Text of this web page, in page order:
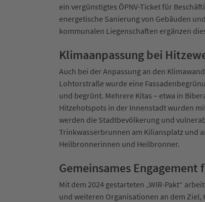
ein vergünstigtes ÖPNV-Ticket für
energetische Sanierung von Gebäuden
kommunalen Liegenschaften ergänzen
Klimaanpassung bei
Auch bei der Anpassung an den
Lohtorstraße wurde eine
und begrünt. Mehrere Kitas – etwa in
Hitzehotspots in der Innenstadt wurden
werden die Stadtbevölkerung und
Trinkwasserbrunnen am Kiliansplatz und
Heilbronnerinnen und Heilbronner.
Gemeinsames Engagement
Mit dem 2024 gestarteten „WIR-Pakt“
und weiteren Organisationen an dem